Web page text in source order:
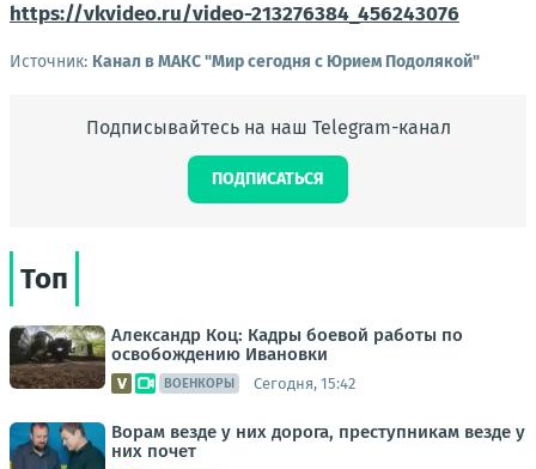
https://vkvideo.ru/video-213276384_456243076
Источник: Канал в МАКС "Мир сегодня с Юрием Подолякой"
Подписывайтесь на наш Telegram-канал
ПОДПИСАТЬСЯ
Топ
Александр Коц: Кадры боевой работы по
освобождению Ивановки
ВОЕНКОРЫ Сегодня, 15:42
Ворам везде у них дорога, преступникам везде у
них почет